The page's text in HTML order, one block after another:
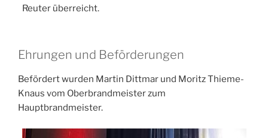
Reuter überreicht.
Ehrungen und Beförderungen
Befördert wurden Martin Dittmar und Moritz Thieme-
Knaus vom Oberbrandmeister zum
Hauptbrandmeister.